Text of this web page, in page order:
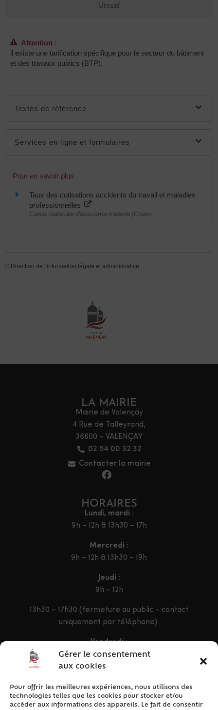
Gérer le consentement
aux cookies
Pour offrir les meilleures expériences, nous utilisons des
technologies telles que les cookies pour stocker et/ou
accéder aux informations des appareils. Le fait de consentir
Urssaf
Attention :
il existe une tarification spécifique pour le secteur du bâtiment
et des travaux publics (BTP).
Textes de référence
Services en ligne et formulaires
Pour en savoir plus
Taux des cotisations accidents du travail et maladies
professionnelles
Caisse nationale d'assurance maladie (Cnam)
© Direction de l'information légale et administrative
LA MAIRIE
Mairie de Valençay
4 Rue de Talleyrand,
36600 – VALENÇAY
02 54 00 32 32
Contacter la mairie
HORAIRES
Lundi, mardi :
9h – 12h & 13h30 – 17h
Mercredi :
9h – 12h & 13h30 – 19h
Jeudi :
9h – 12h
13h30 – 17h30 (fermeture au public – contact
uniquement par téléphone)
Vendredi :
9h – 12h & 13h30 – 16h30
ACCÈS RAPIDE
Accueil